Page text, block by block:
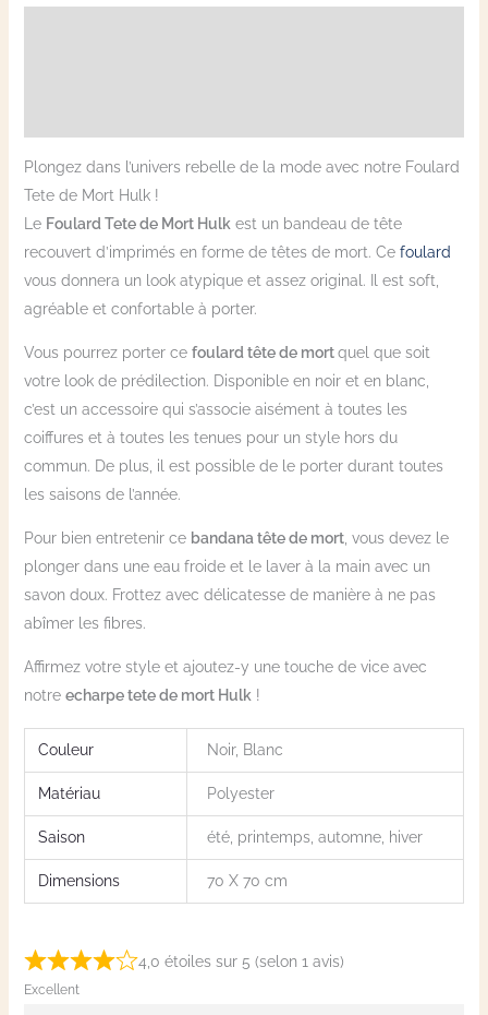
Plongez dans l’univers rebelle de la mode avec notre Foulard
Tete de Mort Hulk !
Le Foulard Tete de Mort Hulkest un bandeau de tête
recouvert d’imprimés en forme de têtes de mort. Ce foulard
vous donnera un look atypique et assez original. Il est soft,
agréable et confortable à porter.
Vous pourrez porter ce foulard tête de mortquel que soit
votre look de prédilection. Disponible en noir et en blanc,
c’est un accessoire qui s’associe aisément à toutes les
coiffures et à toutes les tenues pour un style hors du
commun. De plus, il est possible de le porter durant toutes
les saisons de l’année.
Pour bien entretenir ce bandana tête de mort, vous devez le
plonger dans une eau froide et le laver à la main avec un
savon doux. Frottez avec délicatesse de manière à ne pas
abîmer les fibres.
Affirmez votre style et ajoutez-y une touche de vice avec
notre echarpe tete de mort Hulk!
Couleur Noir, Blanc
Matériau Polyester
Saison été, printemps, automne, hiver
Dimensions 70 X 70 cm
4,0 étoiles sur 5 (selon 1 avis)
Excellent